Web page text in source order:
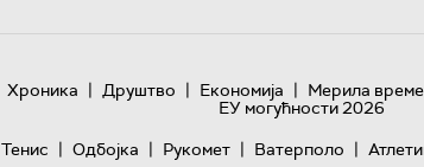
Хроника | Друштво | Економија | Мерила
ЕУ могућности 2026
Тенис | Одбојка | Рукомет | Ватерполо |